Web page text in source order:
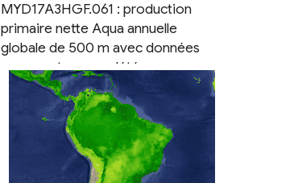
MYD17A3HGF.061 : production
primaire nette Aqua annuelle
globale de 500 m avec données
manquantes complétées